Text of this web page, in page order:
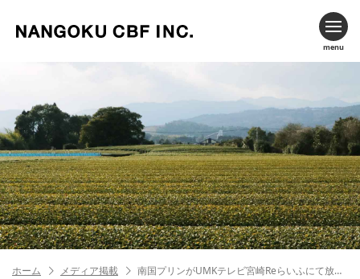
menu
ホーム メディア掲載 南国プリンがUMKテレビ宮崎Reらいふにて放送されました